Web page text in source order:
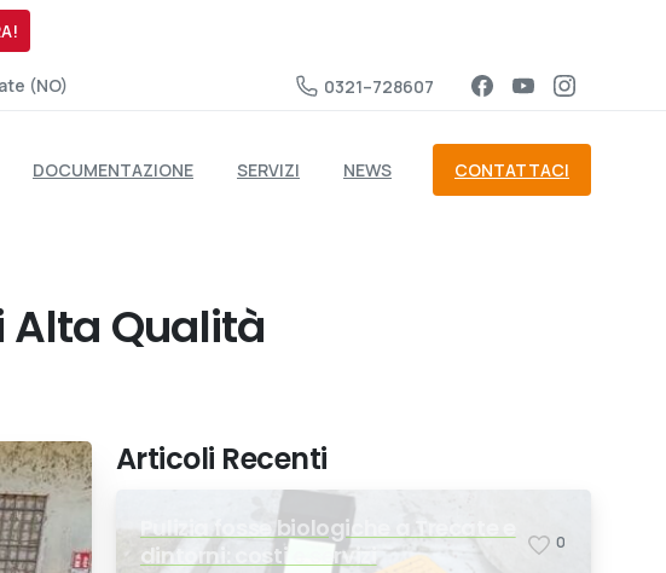
(NO) 0321–728607
DOCUMENTAZIONE SERVIZI NEWS CONTATTACI
Alta Qualità
Articoli Recenti
Pulizia fosse biologiche a Trecate e
dintorni: costi e servizi
0